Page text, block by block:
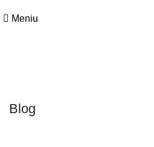
Meniu
Blog